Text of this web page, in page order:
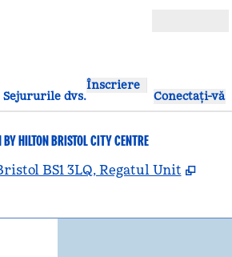
Sejururile dvs.
Înscriere
Conectați-vă
HILTON BRISTOL CITY CENTRE
BS1 3LQ, Regatul Unit ,